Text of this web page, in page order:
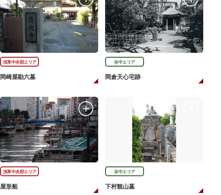
浅草中央部エリア
岡崎屋勘六墓
谷中エリア
岡倉天心宅跡
浅草中央部エリア
屋形船
谷中エリア
下村観山墓